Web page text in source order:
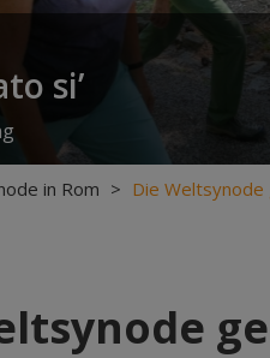
si’
in Rom > Die